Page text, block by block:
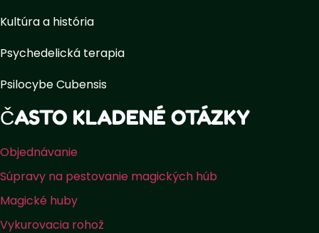
Kultúra a história
Psychedelická terapia
Psilocybe Cubensis
ČASTO KLADENÉ OTÁZKY
Objednávanie
Súpravy na pestovanie magických húb
Magické huby
Vykurovacia rohož